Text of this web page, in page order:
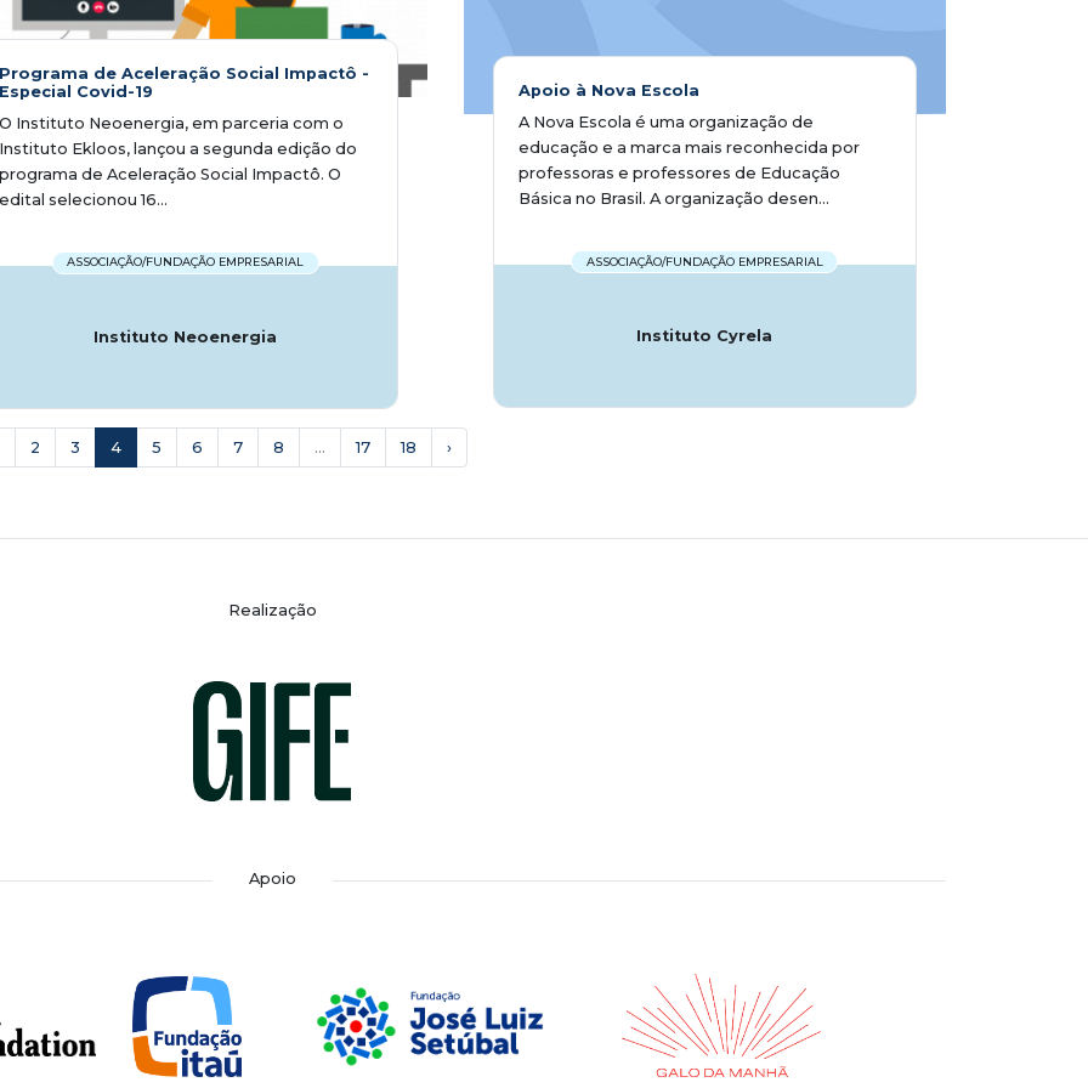
Programa de Aceleração Social Impactô -
Especial Covid-19
O Instituto Neoenergia​, em parceria com o
Instituto Ekloos, lançou a segunda edição do
programa de Aceleração Social Impactô. O
edital selecionou 16...
ASSOCIAÇÃO/FUNDAÇÃO EMPRESARIAL
Instituto Neoenergia
Apoio à Nova Escola
A Nova Escola é uma organização de
educação e a marca mais reconhecida por
professoras e professores de Educação
Básica no Brasil. A organização desen...
ASSOCIAÇÃO/FUNDAÇÃO EMPRESARIAL
Instituto Cyrela
2 3 4 5 6 7 8 ... 17 18 ›
Realização
Apoio